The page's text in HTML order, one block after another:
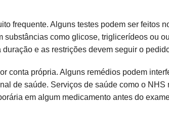
frequente. Alguns testes podem ser feitos
substâncias como glicose, triglicerídeos ou
e as restrições devem seguir o
conta própria. Alguns remédios podem
de saúde. Serviços de saúde como o
em algum medicamento antes do